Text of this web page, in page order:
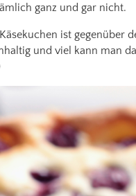
ganz und gar nicht.
ist gegenüber
und viel kann man